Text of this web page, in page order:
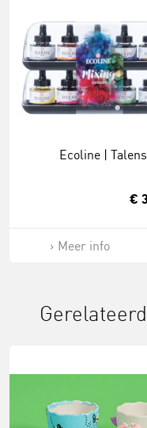
Ecoline |
€
Meer info